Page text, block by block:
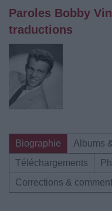
Paroles Bobby
traductions
Biographie
Albums
Téléchargements
Corrections &